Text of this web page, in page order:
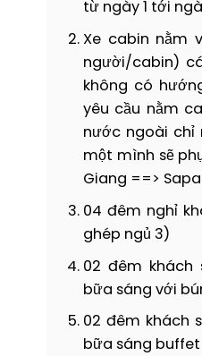
thời gian
đêm tại thị
Cuối cùng
nóc nhà
đặc biệt và
11h30: Quay
Chiều:
đồng bào
tại nhà máy
18h00: Ăn
quan để thư
20h00:Về tới
từ ngày 1 tới
Xe cabin nằm
người/cabin)
không có
yêu cầu nằm
nước ngoài chỉ
một mình sẽ
Giang ==>
04 đêm nghỉ
ghép ngủ 3)
02 đêm khách
bữa sáng với
02 đêm khách
bữa sáng buffet